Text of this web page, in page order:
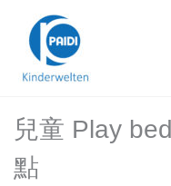
content
兒童 Play
點